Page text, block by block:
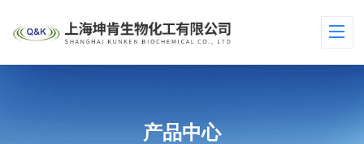
产品中心